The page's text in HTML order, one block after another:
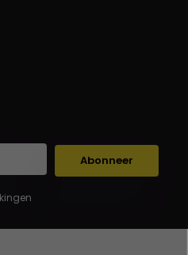
Abonneer